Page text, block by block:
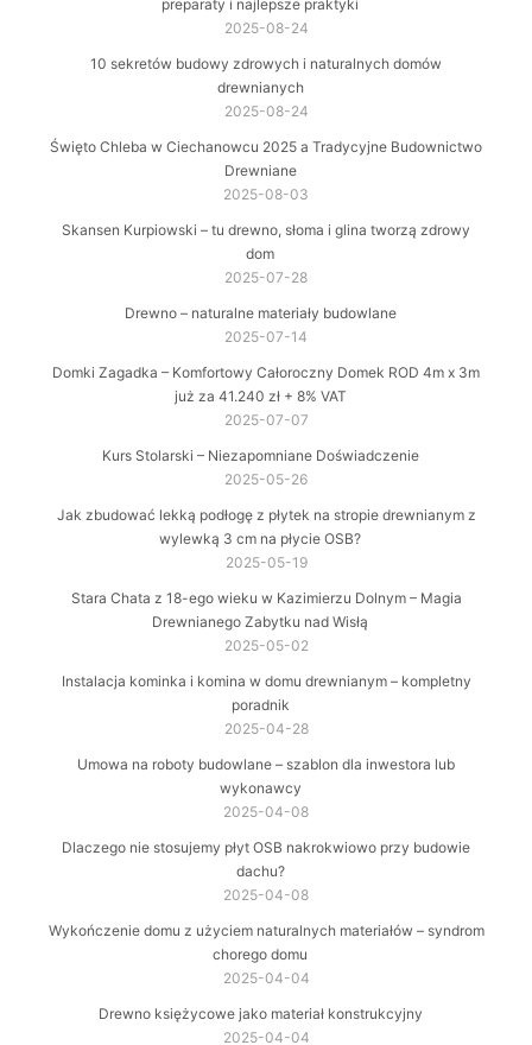
preparaty i najlepsze praktyki
2025-08-24
10 sekretów budowy zdrowych i naturalnych domów
drewnianych
2025-08-24
Święto Chleba w Ciechanowcu 2025 a Tradycyjne Budownictwo
Drewniane
2025-08-03
Skansen Kurpiowski – tu drewno, słoma i glina tworzą zdrowy
dom
2025-07-28
Drewno – naturalne materiały budowlane
2025-07-14
Domki Zagadka – Komfortowy Całoroczny Domek ROD 4m x 3m
już za 41.240 zł + 8% VAT
2025-07-07
Kurs Stolarski – Niezapomniane Doświadczenie
2025-05-26
Jak zbudować lekką podłogę z płytek na stropie drewnianym z
wylewką 3 cm na płycie OSB?
2025-05-19
Stara Chata z 18-ego wieku w Kazimierzu Dolnym – Magia
Drewnianego Zabytku nad Wisłą
2025-05-02
Instalacja kominka i komina w domu drewnianym – kompletny
poradnik
2025-04-28
Umowa na roboty budowlane – szablon dla inwestora lub
wykonawcy
2025-04-08
Dlaczego nie stosujemy płyt OSB nakrokwiowo przy budowie
dachu?
2025-04-08
Wykończenie domu z użyciem naturalnych materiałów – syndrom
chorego domu
2025-04-04
Drewno księżycowe jako materiał konstrukcyjny
2025-04-04